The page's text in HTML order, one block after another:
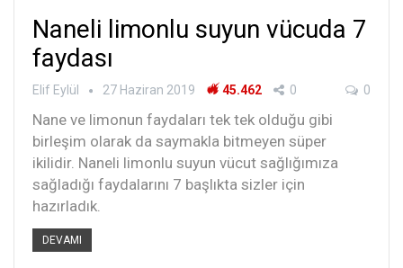
Naneli limonlu suyun vücuda 7
faydası
Elif Eylül 27 Haziran 2019 45.462 0 0
Nane ve limonun faydaları tek tek olduğu gibi
birleşim olarak da saymakla bitmeyen süper
ikilidir. Naneli limonlu suyun vücut sağlığımıza
sağladığı faydalarını 7 başlıkta sizler için
hazırladık.
DEVAMI